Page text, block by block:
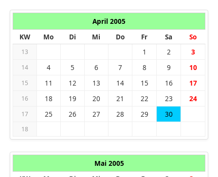
April 2005
KW
Mo Di Mi Do Fr Sa So
13 1 2 3
14 4 5 6 7 8 9 10
15 11 12 13 14 15 16 17
16 18 19 20 21 22 23 24
17 25 26 27 28 29 30
18
Mai 2005